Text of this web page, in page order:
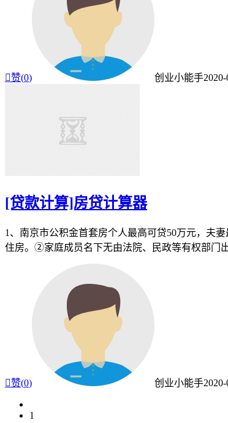
赞(0) 创业小能手
[贷款计算]房贷计算器
1、南京市公积金首套房个人最高可贷50万元，夫
住房。②家庭成员名下无由法院、民政等有权部门
赞(0) 创业小能手
1